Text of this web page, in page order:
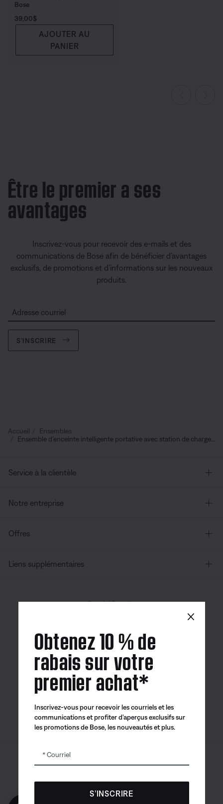
Bose
Prix :
39,00$
AJOUTER AU
PANIER
Être le premier a ses
avantages
Inscrivez-vous pour recevoir des e-mails et des
communications de Bose afin de bénéficier d’avantages
exclusifs, de promotions et d’informations sur les nouveaux
produits.
Adresse courriel
S’INSCRIRE
Accueil
Ensembles
Ensemble d’enceinte intelligente portative avec station de chargement
Service à la clientèle
Notre entreprise
Offres
Liens supplémentaires
Canada| Français
Application
Bose
Application
Bose Connect
Application
Bose QCE
© Bose Corporation 2026 Sitemap
Mention juridique
Politique de confidentialité
×
Obtenez 10 % de
rabais sur votre
premier achat*
Inscrivez-vous pour recevoir les courriels et les
communications et profiter d’aperçus exclusifs sur
les promotions de Bose, les nouveautés et plus.
Courriel
S’INSCRIRE